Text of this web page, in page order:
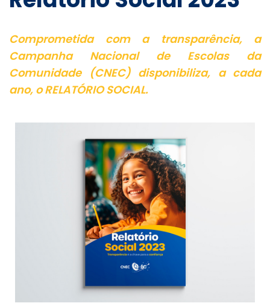
Comprometida com a transparência, a
Campanha Nacional de Escolas da
Comunidade (CNEC) disponibiliza, a cada
ano, o RELATÓRIO SOCIAL.